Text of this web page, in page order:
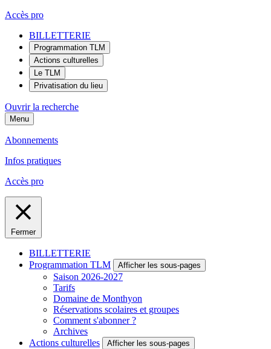
Accès pro
BILLETTERIE
Programmation TLM
Actions culturelles
Le TLM
Privatisation du lieu
Ouvrir la recherche
Menu
Abonnements
Infos pratiques
Accès pro
Fermer
BILLETTERIE
Programmation TLM
Afficher les sous-pages
Saison 2026-2027
Tarifs
Domaine de Monthyon
Réservations scolaires et groupes
Comment s'abonner ?
Archives
Actions culturelles
Afficher les sous-pages